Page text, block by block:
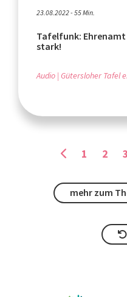
23.08.2022 - 55 Min.
Tafelfunk:
stark!
Audio Gütersloher Tafel
1 2 3
mehr zum